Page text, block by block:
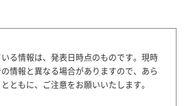
る情報は、発表日時点のものです。 現時
情報と異なる場合がありますので、あら
ともに、ご注意をお願いいたします。